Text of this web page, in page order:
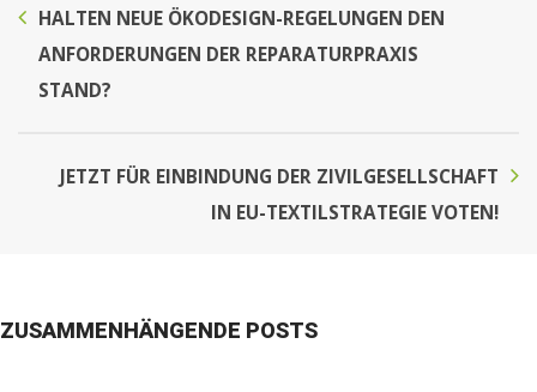
HALTEN NEUE ÖKODESIGN-REGELUNGEN DEN
ANFORDERUNGEN DER REPARATURPRAXIS
STAND?
JETZT FÜR EINBINDUNG DER ZIVILGESELLSCHAFT
IN EU-TEXTILSTRATEGIE VOTEN!
ZUSAMMENHÄNGENDE POSTS